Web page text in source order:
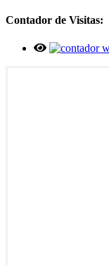
Contador de Visitas: